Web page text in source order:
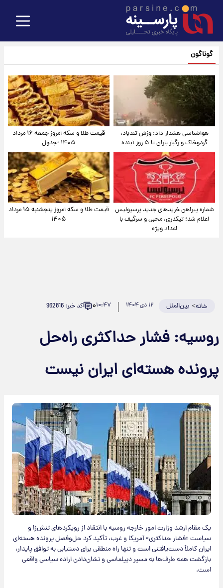
گوناگون
هواشناسی هشدار داد: وزش تندباد،
گردوخاک و رگبار باران تا ۵ روز آینده
قیمت طلا و سکه امروز جمعه ۱۶ مرداد
۱۴۰۵ +جدول
شماره پیراهن خریدهای جدید پرسپولیس
اعلام شد؛ تیکدری، محبی و سرگیف با
اعداد ویژه
قیمت طلا و سکه امروز پنجشنبه ۱۵ مرداد
۱۴۰۵
خانه> بین‌الملل ۱۲ دی ۱۴۰۴ ۱۰:۴۷۰ کد خبر: 962816
روسیه: فشار حداکثری راه‌حل
پرونده هسته‌ای ایران نیست
یک مقام ارشد وزارت امور خارجه روسیه با انتقاد از رویکردهای تنش‌زا و
سیاست «فشار حداکثری» آمریکا و غرب، تأکید کرد حل‌وفصل پرونده هسته‌ای
ایران کاملاً دست‌یافتنی است و تنها راه منطقی برای دستیابی به توافق پایدار،
بازگشت همه طرف‌ها به مسیر دیپلماسی و نشان‌دادن اراده سیاسی واقعی
است.